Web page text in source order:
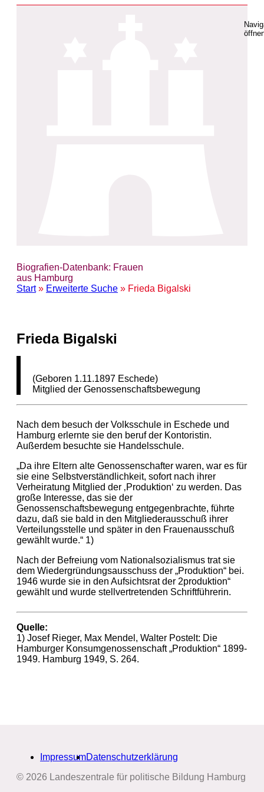
Biografien-Datenbank: Frauen
aus Hamburg
Start» Erweiterte Suche » Frieda Bigalski
Frieda Bigalski
(Geboren 1.11.1897 Eschede)
Mitglied der Genossenschaftsbewegung
Nach dem besuch der Volksschule in Eschede und
Hamburg erlernte sie den beruf der Kontoristin.
Außerdem besuchte sie Handelsschule.
„Da ihre Eltern alte Genossenschafter waren, war es für
sie eine Selbstverständlichkeit, sofort nach ihrer
Verheiratung Mitglied der ‚Produktion‘ zu werden. Das
große Interesse, das sie der
Genossenschaftsbewegung entgegenbrachte, führte
dazu, daß sie bald in den Mitgliederausschuß ihrer
Verteilungsstelle und später in den Frauenausschuß
gewählt wurde.“ 1)
Nach der Befreiung vom Nationalsozialismus trat sie
dem Wiedergründungsausschuss der „Produktion“ bei.
1946 wurde sie in den Aufsichtsrat der 2produktion“
gewählt und wurde stellvertretenden Schriftführerin.
Quelle:
1) Josef Rieger, Max Mendel, Walter Postelt: Die
Hamburger Konsumgenossenschaft „Produktion“ 1899-
1949. Hamburg 1949, S. 264.
ImpressumDatenschutzerklärung
© 2026 Landeszentrale für politische Bildung Hamburg